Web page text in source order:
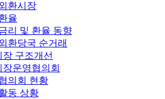
환시장
율
리 및 환율 동향
환당국 순거래
장 구조개선
장운영협의회
의회 현황
동 상황